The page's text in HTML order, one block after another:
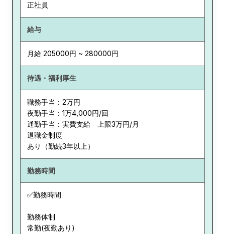
正社員
給与
月給 205000円 ~ 280000円
待遇・福利厚生
職務手当：2万円
夜勤手当：1万4,000円/回
通勤手当：実費支給 上限3万円/月
退職金制度
あり（勤続3年以上）
勤務時間
✅勤務時間
勤務体制
常勤(夜勤あり)